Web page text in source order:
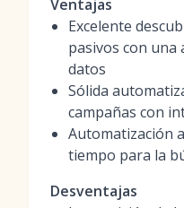
Ventajas
Excelente
pasivos con una
datos
Sólida
campañas con
Automatización
tiempo para la
Desventajas